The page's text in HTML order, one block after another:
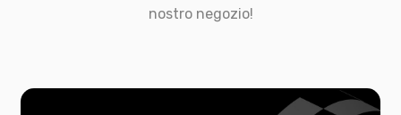
nostro negozio!